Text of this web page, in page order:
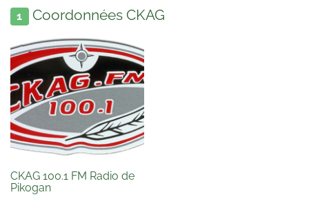
1 Coordonnées CKAG
CKAG 100.1 FM Radio de
Pikogan